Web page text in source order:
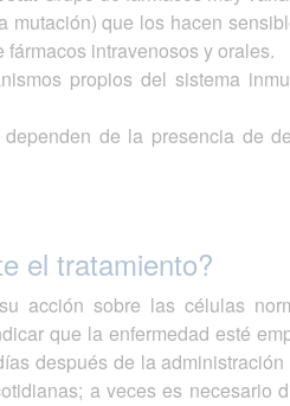
que los hacen
intravenosos y orales.
propios del sistema
de la presencia de
el tratamiento?
acción sobre las células
que la enfermedad esté
después de la
a veces es necesario